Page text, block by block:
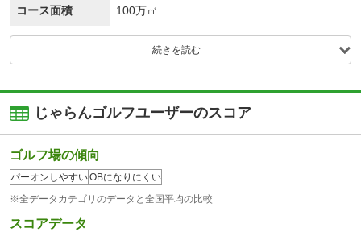
コース面積 100万㎡
続きを読む
じゃらんゴルフユーザーのスコア
ゴルフ場の傾向
パーオンしやすいOBになりにくい
※全データカテゴリのデータと全国平均の比較
スコアデータ